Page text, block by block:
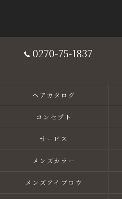
0270-75-1837
ヘアカタログ
コンセプト
サービス
メンズカラー
メンズアイブロウ